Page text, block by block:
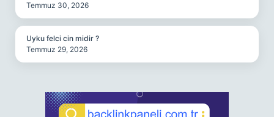
Temmuz 30, 2026
Uyku felci cin midir ?
Temmuz 29, 2026